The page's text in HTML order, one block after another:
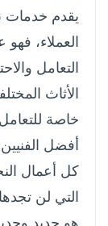
يقدم خدمات
العملاء،
التعامل
الأثاث
خاصة
أفضل
كل أعمال
التي لن